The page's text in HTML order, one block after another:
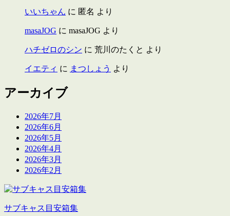
いいちゃん に 匿名 より
masaJOG に masaJOG より
ハチゼロのシン に 荒川のたくと より
イエティ に まつしょう より
アーカイブ
2026年7月
2026年6月
2026年5月
2026年4月
2026年3月
2026年2月
サブキャス目安箱集